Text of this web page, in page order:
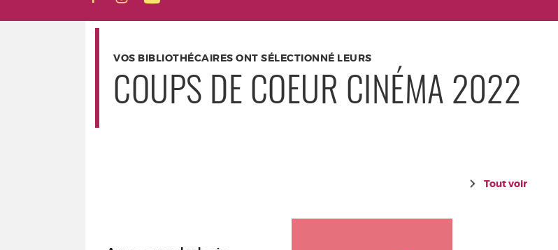
VOS BIBLIOTHÉCAIRES ONT SÉLECTIONNÉ LEURS
COUPS DE COEUR CINÉMA 2022
Tout voir